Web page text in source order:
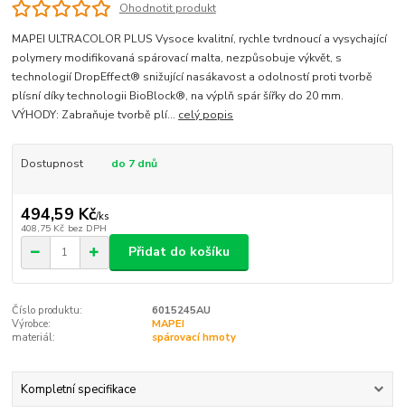
Ohodnotit produkt
MAPEI ULTRACOLOR PLUS Vysoce kvalitní, rychle tvrdnoucí a vysychající
polymery modifikovaná spárovací malta, nezpůsobuje výkvět, s
technologií DropEffect® snižující nasákavost a odolností proti tvorbě
plísní díky technologii BioBlock®, na výplň spár šířky do 20 mm.
VÝHODY: Zabraňuje tvorbě plí... celý popis
Dostupnost do 7 dnů
494,59 Kč/ks
408,75 Kč bez DPH
Přidat do košíku
Číslo produktu:
6015245AU
Výrobce:
MAPEI
materiál:
spárovací hmoty
Kompletní specifikace